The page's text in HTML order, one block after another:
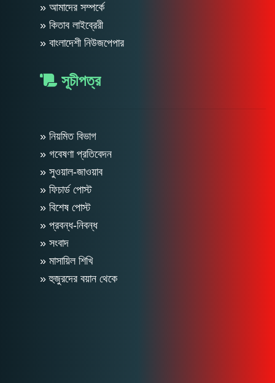
» আমাদের সম্পর্কে
» কিতাব লাইব্রেরী
» বাংলাদেশী নিউজপেপার
সূচীপত্র
» নিয়মিত বিভাগ
» গবেষণা প্রতিবেদন
» সুওয়াল-জাওয়াব
» ফিচার্ড পোস্ট
» বিশেষ পোস্ট
» প্রবন্ধ-নিবন্ধ
» সংবাদ
» মাসায়িল শিখি
» হুজুরদের বয়ান থেকে